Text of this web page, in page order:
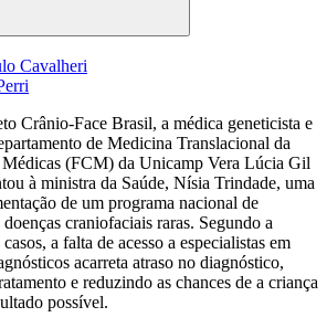
Compartilhar
Cavalheri
Crânio-Face Brasil, a médica geneticista e
de Medicina Translacional da
Médicas (FCM) da Unicamp Vera Lúcia Gil
à ministra da Saúde, Nísia Trindade, uma
de um programa nacional de
craniofaciais raras. Segundo a
a falta de acesso a especialistas em
acarreta atraso no diagnóstico,
e reduzindo as chances de a criança
possível.